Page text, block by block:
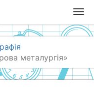
T
o
g
e
n
металургія»